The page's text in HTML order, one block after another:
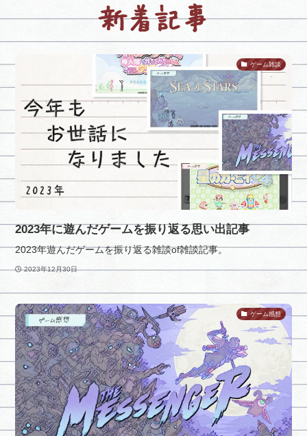
新着記事
ゲーム雑談
2023年に遊んだゲームを振り返る思い出記事
2023年遊んだゲームを振り返る雑談of雑談記事。
2023年12月30日
ゲーム感想